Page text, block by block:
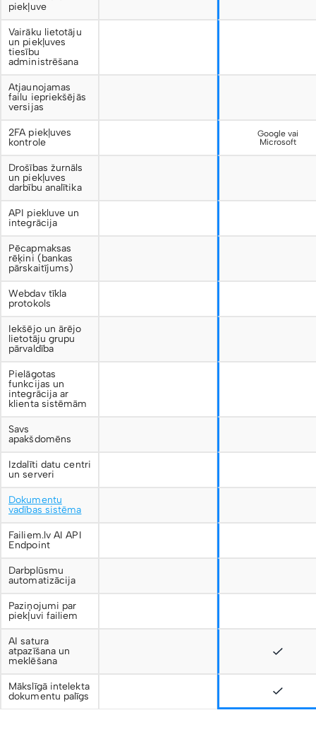
piekļuve
Vairāku lietotāju
un piekļuves
tiesību
administrēšana
Atjaunojamas
failu iepriekšējās
versijas
2FA piekļuves
kontrole
Google vai
Microsoft
Drošības žurnāls
un piekļuves
darbību analītika
API piekluve un
integrācija
Pēcapmaksas
rēķini (bankas
pārskaitījums)
Webdav tīkla
protokols
Iekšējo un ārējo
lietotāju grupu
pārvaldība
Pielāgotas
funkcijas un
integrācija ar
klienta sistēmām
Savs
apakšdomēns
Izdalīti datu centri
un serveri
Dokumentu
vadības sistēma
Failiem.lv AI API
Endpoint
Darbplūsmu
automatizācija
Paziņojumi par
piekļuvi failiem
AI satura
atpazīšana un
meklēšana
Mākslīgā intelekta
dokumentu palīgs